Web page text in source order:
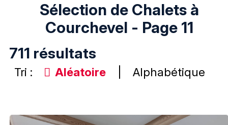
Sélection de Chalets à
Courchevel - Page 11
711 résultats
Tri : Aléatoire Alphabétique